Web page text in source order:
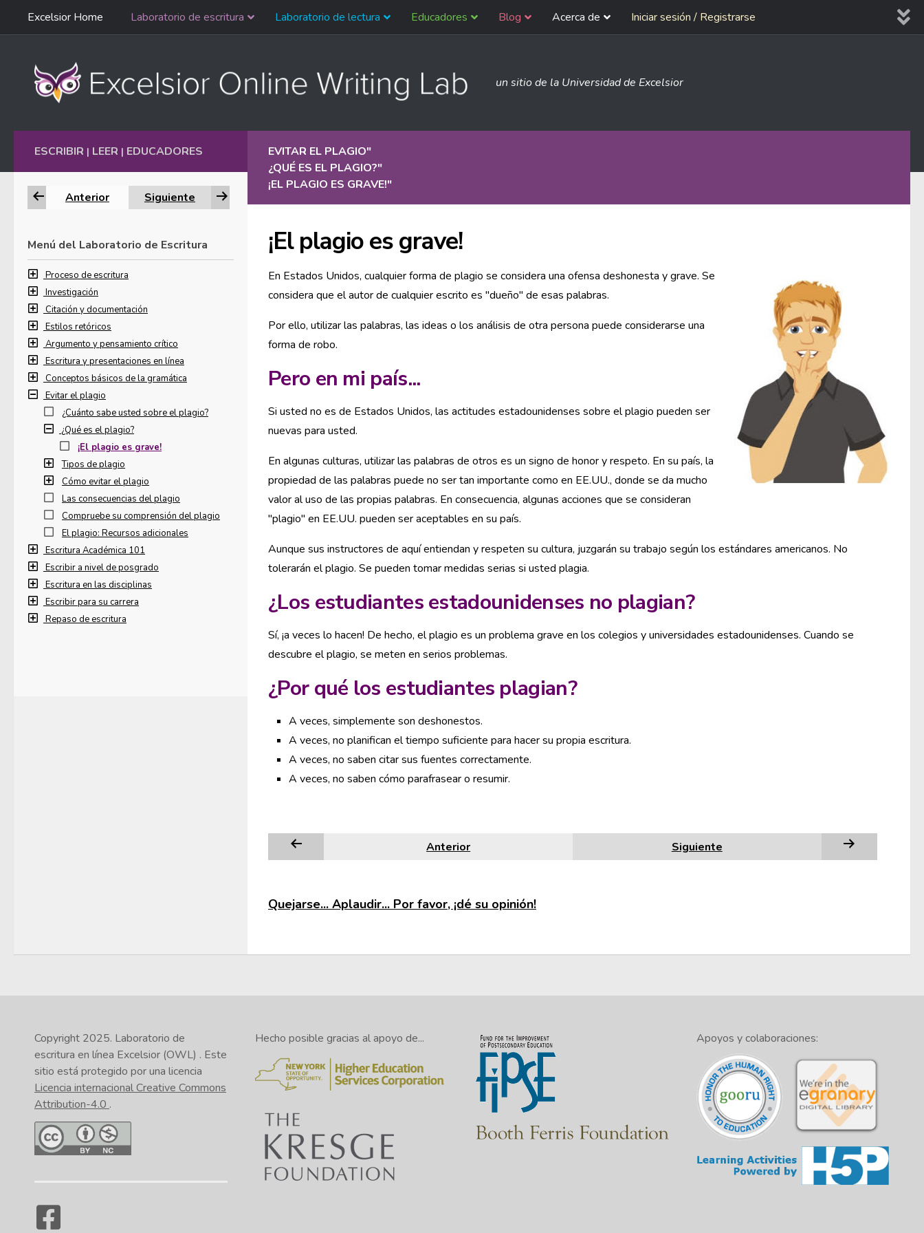
Ir al contenido
navegación
Excelsior Home Laboratorio de escritura Laboratorio de lectura Educadores Blog Acerca de Iniciar sesión / Registrarse
un sitio de la Universidad de Excelsior
EVITAR EL PLAGIO"
¿QUÉ ES EL PLAGIO?"
¡EL PLAGIO ES GRAVE!"
¡El plagio es grave!
En Estados Unidos, cualquier forma de plagio se considera una ofensa deshonesta y grave. Se
considera que el autor de cualquier escrito es "dueño" de esas palabras.
Por ello, utilizar las palabras, las ideas o los análisis de otra persona puede considerarse una
forma de robo.
Pero en mi país...
Si usted no es de Estados Unidos, las actitudes estadounidenses sobre el plagio pueden ser
nuevas para usted.
En algunas culturas, utilizar las palabras de otros es un signo de honor y respeto. En su país, la
propiedad de las palabras puede no ser tan importante como en EE.UU., donde se da mucho
valor al uso de las propias palabras. En consecuencia, algunas acciones que se consideran
"plagio" en EE.UU. pueden ser aceptables en su país.
Aunque sus instructores de aquí entiendan y respeten su cultura, juzgarán su trabajo según los estándares americanos. No
tolerarán el plagio. Se pueden tomar medidas serias si usted plagia.
¿Los estudiantes estadounidenses no plagian?
Sí, ¡a veces lo hacen! De hecho, el plagio es un problema grave en los colegios y universidades estadounidenses. Cuando se
descubre el plagio, se meten en serios problemas.
¿Por qué los estudiantes plagian?
A veces, simplemente son deshonestos.
A veces, no planifican el tiempo suficiente para hacer su propia escritura.
A veces, no saben citar sus fuentes correctamente.
A veces, no saben cómo parafrasear o resumir.
Anterior Siguiente
Quejarse... Aplaudir... Por favor, ¡dé su opinión!
ESCRIBIR | LEER | EDUCADORES
Anterior Siguiente
Menú del Laboratorio de Escritura
Proceso de escritura
Investigación
Citación y documentación
Estilos retóricos
Argumento y pensamiento crítico
Escritura y presentaciones en línea
Conceptos básicos de la gramática
Evitar el plagio
¿Cuánto sabe usted sobre el plagio?
¿Qué es el plagio?
¡El plagio es grave!
Tipos de plagio
Cómo evitar el plagio
Las consecuencias del plagio
Compruebe su comprensión del plagio
El plagio: Recursos adicionales
Escritura Académica 101
Escribir a nivel de posgrado
Escritura en las disciplinas
Escribir para su carrera
Repaso de escritura
Copyright 2025. Laboratorio de
escritura en línea Excelsior (OWL) . Este
sitio está protegido por una licencia
Licencia internacional Creative Commons
Attribution-4.0 .
Hecho posible gracias al apoyo de... Apoyos y colaboraciones: